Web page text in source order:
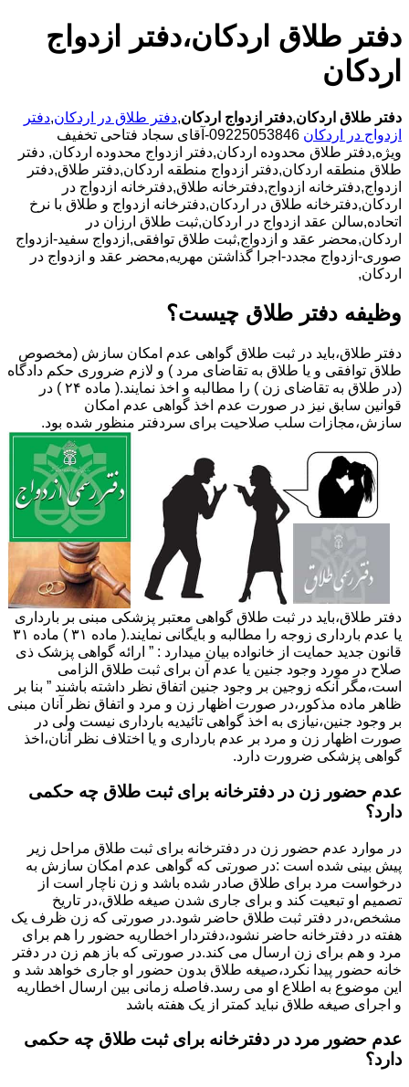
دفتر طلاق اردکان،دفتر ازدواج
اردکان
دفتر طلاق اردکان,دفتر ازدواج اردکان,دفتر طلاق در اردکان,دفتر
ازدواج در اردکان
09225053846-آقای سجاد فتاحی تخفیف
ویژه,دفتر طلاق محدوده اردکان,دفتر ازدواج محدوده اردکان, دفتر
طلاق منطقه اردکان,دفتر ازدواج منطقه اردکان,دفتر طلاق,دفتر
ازدواج,دفترخانه ازدواج,دفترخانه طلاق,دفترخانه ازدواج در
اردکان,دفترخانه طلاق در اردکان,دفترخانه ازدواج و طلاق با نرخ
اتحاده,سالن عقد ازدواج در اردکان,ثبت طلاق ارزان در
اردکان,محضر عقد و ازدواج,ثبت طلاق توافقی,ازدواج سفید-ازدواج
صوری-ازدواج مجدد-اجرا گذاشتن مهریه,محضر عقد و ازدواج در
اردکان,
وظیفه دفتر طلاق چیست؟
دفتر طلاق،باید در ثبت طلاق گواهی عدم امکان سازش (مخصوص
طلاق توافقی و یا طلاق به تقاضای مرد ) و لازم ضروری حکم دادگاه
(در طلاق به تقاضای زن ) را مطالبه و اخذ نمایند.( ماده ۲۴ ) در
قوانین سابق نیز در صورت عدم اخذ گواهی عدم امکان
سازش،مجازات سلب صلاحیت برای سردفتر منظور شده بود.
دفتر طلاق،باید در ثبت طلاق گواهی معتبر پزشکی مبنی بر بارداری
یا عدم بارداری زوجه را مطالبه و بایگانی نمایند.( ماده ۳۱ ) ماده ۳۱
قانون جدید حمایت از خانواده بیان میدارد : ” ارائه گواهی پزشک ذی
صلاح در مورد وجود جنین یا عدم آن برای ثبت طلاق الزامی
است،مگر آنکه زوجین بر وجود جنین اتفاق نظر داشته باشند ” بنا بر
ظاهر ماده مذکور،در صورت اظهار زن و مرد و اتفاق نظر آنان مبنی
بر وجود جنین،نیازی به اخذ گواهی تائیدیه بارداری نیست ولی در
صورت اظهار زن و مرد بر عدم بارداری و یا اختلاف نظر آنان،اخذ
گواهی پزشکی ضرورت دارد.
عدم حضور زن در دفترخانه برای ثبت طلاق چه حکمی
دارد؟
در موارد عدم حضور زن در دفترخانه برای ثبت طلاق مراحل زیر
پیش بینی شده است :در صورتی که گواهی عدم امکان سازش به
درخواست مرد برای طلاق صادر شده باشد و زن ناچار است از
تصمیم او تبعیت کند و برای جاری شدن صیغه طلاق،در تاریخ
مشخص،در دفتر ثبت طلاق حاضر شود.در صورتی که زن ظرف یک
هفته در دفترخانه حاضر نشود،دفتردار اخطاریه حضور را هم برای
مرد و هم برای زن ارسال می کند.در صورتی که باز هم زن در دفتر
خانه حضور پیدا نکرد،صیغه طلاق بدون حضور او جاری خواهد شد و
این موضوع به اطلاع او می رسد.فاصله زمانی بین ارسال اخطاریه
و اجرای صیغه طلاق نباید کمتر از یک هفته باشد
عدم حضور مرد در دفترخانه برای ثبت طلاق چه حکمی
دارد؟